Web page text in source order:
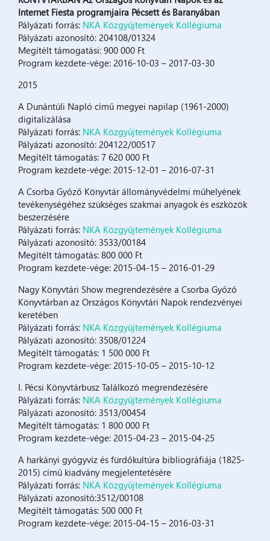
Internet Fiesta programjaira Pécsett és Baranyában
Pályázati forrás: NKA Közgyűjtemények Kollégiuma
Pályázati azonosító: 204108/01324
Megítélt támogatási: 900 000 Ft
Program kezdete-vége: 2016-10-03 – 2017-03-30
2015
A Dunántúli Napló című megyei napilap (1961-2000)
digitalizálása
Pályázati forrás: NKA Közgyűjtemények Kollégiuma
Pályázati azonosító: 204122/00517
Megítélt támogatás: 7 620 000 Ft
Program kezdete-vége: 2015-12-01 – 2016-07-31
A Csorba Győző Könyvtár állományvédelmi műhelyének
tevékenységéhez szükséges szakmai anyagok és eszközök
beszerzésére
Pályázati forrás: NKA Közgyűjtemények Kollégiuma
Pályázati azonosító: 3533/00184
Megítélt támogatás: 800 000 Ft
Program kezdete-vége: 2015-04-15 – 2016-01-29
Nagy Könyvtári Show megrendezésére a Csorba Győző
Könyvtárban az Országos Könyvtári Napok rendezvényei
keretében
Pályázati forrás: NKA Közgyűjtemények Kollégiuma
Pályázati azonosító: 3508/01224
Megítélt támogatás: 1 500 000 Ft
Program kezdete-vége: 2015-10-05 – 2015-10-12
I. Pécsi Könyvtárbusz Találkozó megrendezésére
Pályázati forrás: NKA Közgyűjtemények Kollégiuma
Pályázati azonosító: 3513/00454
Megítélt támogatás: 1 800 000 Ft
Program kezdete-vége: 2015-04-23 – 2015-04-25
A harkányi gyógyvíz és fürdőkultúra bibliográfiája (1825-
2015) című kiadvány megjelentetésére
Pályázati forrás: NKA Közgyűjtemények Kollégiuma
Pályázati azonosító:3512/00108
Megítélt támogatás: 500 000 Ft
Program kezdete-vége: 2015-04-15 – 2016-03-31